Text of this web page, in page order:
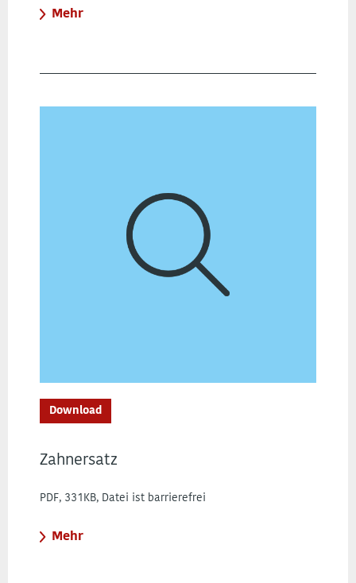
Mehr
Download
Zahnersatz
PDF, 331KB, Datei ist barrierefrei
Mehr